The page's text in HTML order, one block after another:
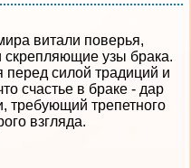
витали поверья,
узы брака.
силой традиций и
счастье в браке - дар
требующий трепетного
взгляда.